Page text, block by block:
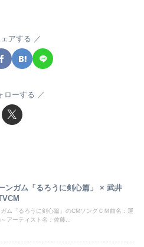
アする
ローする
ンガム「るろうに剣心篇」 × 武井
ム「るろうに剣心篇」のCMソングＣＭ曲名：運
アーティスト名：佐藤...